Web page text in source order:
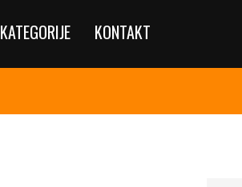
KATEGORIJE KONTAKT